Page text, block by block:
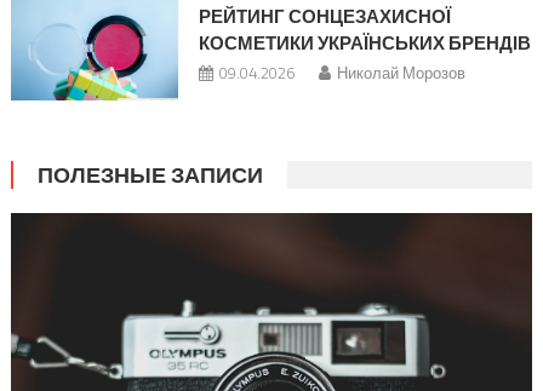
РЕЙТИНГ СОНЦЕЗАХИСНОЇ
КОСМЕТИКИ УКРАЇНСЬКИХ БРЕНДІВ
09.04.2026 Николай Морозов
ПОЛЕЗНЫЕ ЗАПИСИ